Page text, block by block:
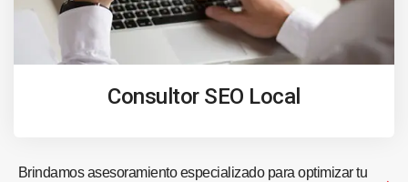
Consultor SEO Local
Brindamos asesoramiento especializado para optimizar tu